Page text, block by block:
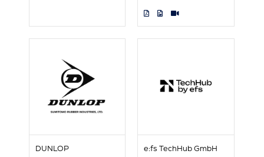
DUNLOP e:fs TechHub GmbH